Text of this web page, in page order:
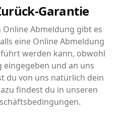
Garantie
Abmeldung gibt es
eine Online Abmeldung
werden kann, obwohl
und an uns
du von uns natürlich dein
findest du in unseren